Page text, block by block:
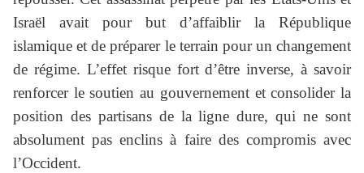
Israël avait pour but d’affaiblir la République
islamique et de préparer le terrain pour un changement
de régime. L’effet risque fort d’être inverse, à savoir
renforcer le soutien au gouvernement et consolider la
position des partisans de la ligne dure, qui ne sont
absolument pas enclins à faire des compromis avec
l’Occident.